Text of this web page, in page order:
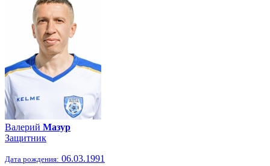
Валерий Мазур
Защитник
Дата рождения: 06.03.1991